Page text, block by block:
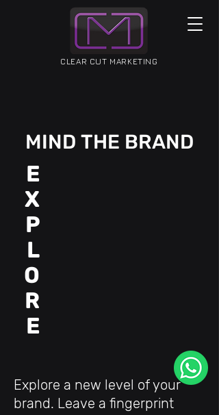
CLEAR CUT MARKETING
Explore a new level of your
brand. Leave a fingerprint
MIND THE BRAND
E
X
P
L
O
R
E